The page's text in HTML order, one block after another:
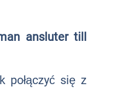
ansluter till
połączyć się z